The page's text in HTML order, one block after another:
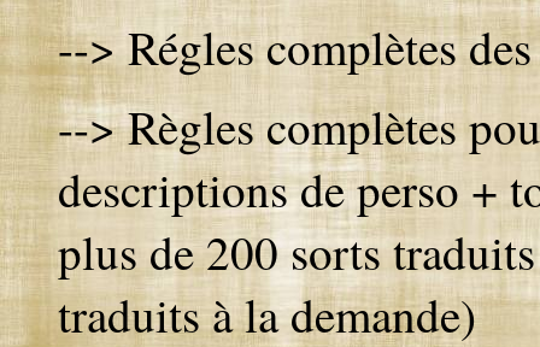
--> Régles complètes
--> Règles complètes
descriptions de perso +
plus de 200 sorts
traduits à la demande)